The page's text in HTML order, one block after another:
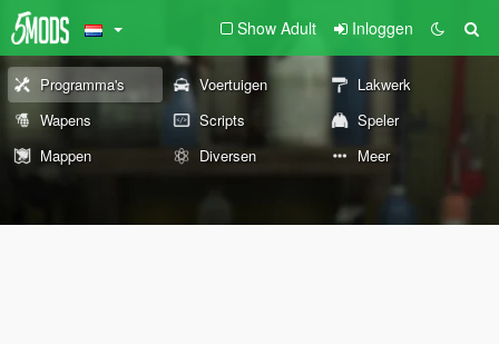
Show Adult Inloggen
Programma's Voertuigen
Lakwerk
Wapens
Scripts
Speler
Mappen
Diversen Meer